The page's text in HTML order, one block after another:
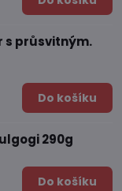
s průsvitným.
Do košíku
290g
Do košíku